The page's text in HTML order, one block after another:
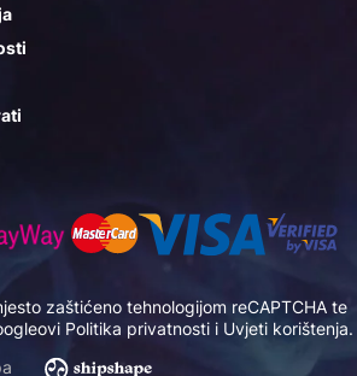
zaštićeno tehnologijom reCAPTCHA te
Politika privatnosti i Uvjeti korištenja.